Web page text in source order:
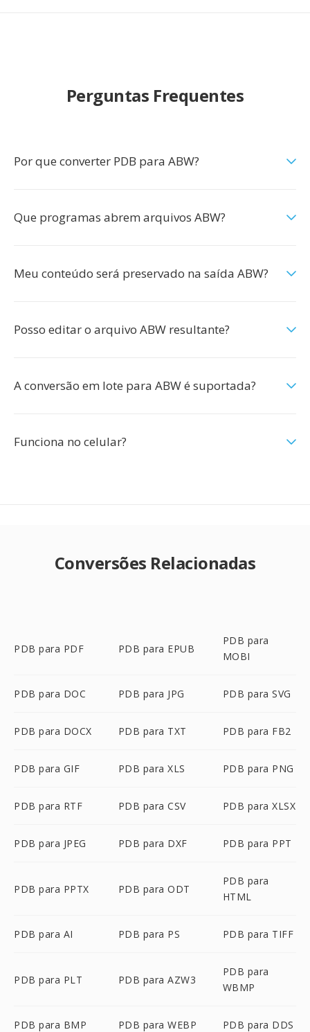
Perguntas Frequentes
Por que converter PDB para ABW?
Que programas abrem arquivos ABW?
Meu conteúdo será preservado na saída ABW?
Posso editar o arquivo ABW resultante?
A conversão em lote para ABW é suportada?
Funciona no celular?
Conversões Relacionadas
PDB para PDF PDB para EPUB
PDB para
MOBI
PDB para DOC PDB para JPG PDB para SVG
PDB para DOCX PDB para TXT PDB para FB2
PDB para GIF PDB para XLS PDB para PNG
PDB para RTF PDB para CSV PDB para XLSX
PDB para JPEG PDB para DXF PDB para PPT
PDB para PPTX PDB para ODT
PDB para
HTML
PDB para AI PDB para PS PDB para TIFF
PDB para PLT PDB para AZW3
PDB para
WBMP
PDB para BMP PDB para WEBP PDB para DDS